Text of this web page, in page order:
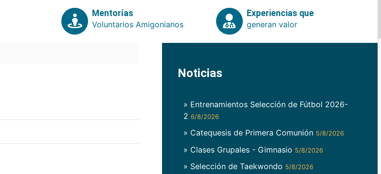
Mentorías
Voluntarios Amigonianos
Experiencias que
generan valor
Noticias
» Entrenamientos Selección de Fútbol 2026-
2 6/8/2026
» Catequesis de Primera Comunión 5/8/2026
» Clases Grupales - Gimnasio 5/8/2026
» Selección de Taekwondo 5/8/2026